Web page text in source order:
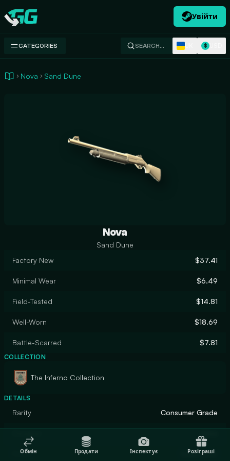
Swap.gg
Увійти
CATEGORIES SEARCH… $
Nova Sand Dune
Nova
Sand Dune
Factory New
$37.41
Minimal Wear $6.49
Field-Tested $14.81
Well-Worn $18.69
Battle-Scarred $7.81
COLLECTION
The Inferno Collection
DETAILS
Rarity Consumer Grade
Finish Solid Color
Обмін Продати Інспектує Розіграші